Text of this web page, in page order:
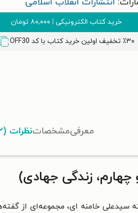
خرید کتاب الکترونیکی | ۸۰,۰۰۰ تومان
٪۳۰ تخفیف اولین خرید کتاب با کد OFF30
معرفیمشخصاتنظرات (۲)
زندگی جهادی)
سیدعلی خامنه ای، مجموعه‌ای از